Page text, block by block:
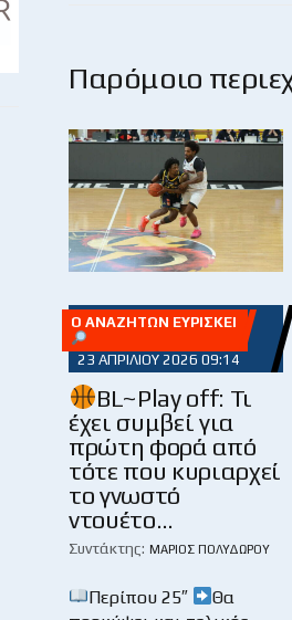
Παρόμοιο
Ο ΑΝΑΖΗΤΏΝ ΕΥΡΊΣΚΕΙ
23 ΑΠΡΙΛΊΟΥ 2026 09:14
BL~Play off: Τι
έχει συμβεί για
πρώτη φορά από
τότε που κυριαρχεί
το γνωστό
ντουέτο…
Συντάκτης: ΜΆΡΙΟΣ ΠΟΛΥΔΏΡΟΥ
Περίπου 25″
Θα